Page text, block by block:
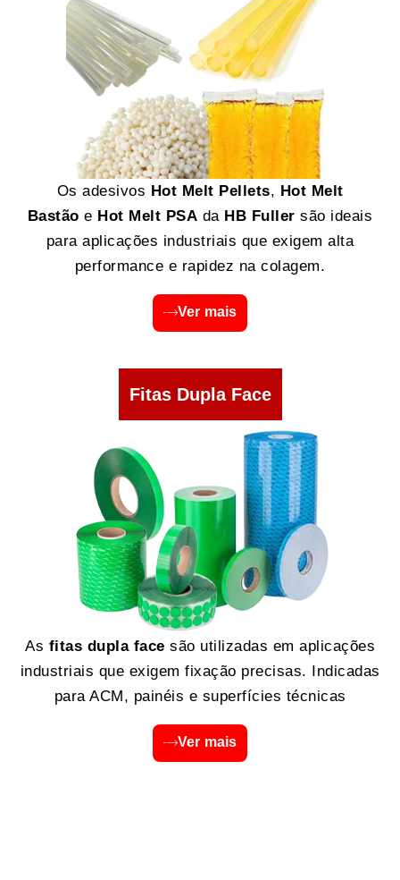
Os adesivos Hot Melt Pellets, Hot Melt
Bastão e Hot Melt PSA da HB Fuller são ideais
para aplicações industriais que exigem alta
performance e rapidez na colagem.
Ver mais
Fitas Dupla Face
As fitas dupla face são utilizadas em aplicações
industriais que exigem fixação precisas. Indicadas
para ACM, painéis e superfícies técnicas
Ver mais